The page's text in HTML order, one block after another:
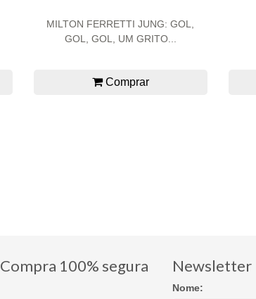
MILTON FERRETTI JUNG: GOL,
GOL, GOL, UM GRITO...
Comprar
Compra 100% segura Newsletter
Nome: